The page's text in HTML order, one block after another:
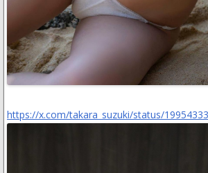
https://x.com/takara_suzuki/status/